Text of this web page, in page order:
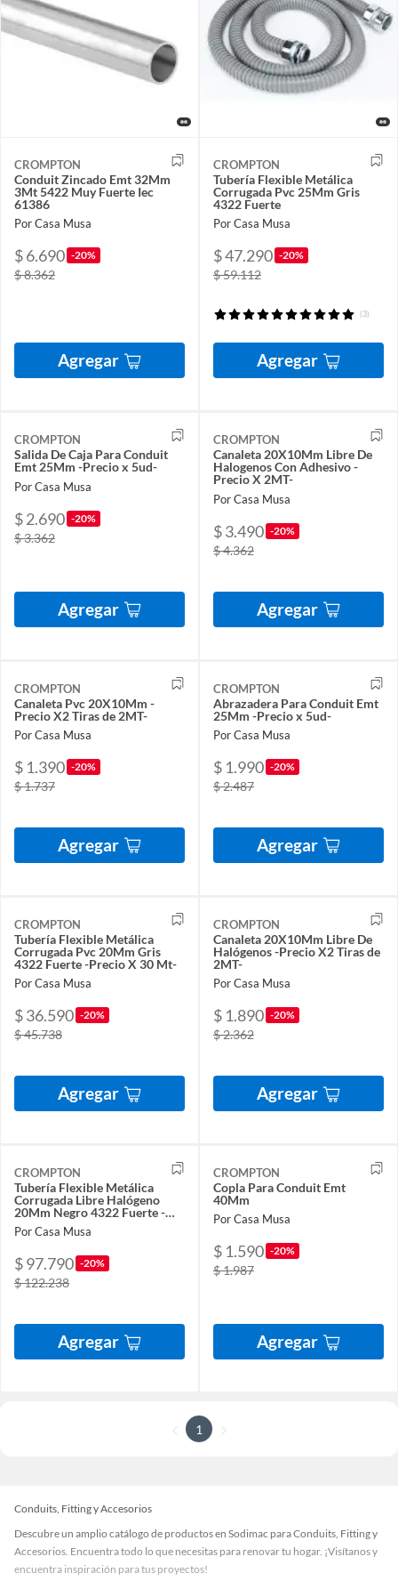
CROMPTON
Conduit Zincado Emt 32Mm
3Mt 5422 Muy Fuerte Iec
61386
Por Casa Musa
$ 6.690 -20%
$ 8.362
Agregar
CROMPTON
Tubería Flexible Metálica
Corrugada Pvc 25Mm Gris
4322 Fuerte
Por Casa Musa
$ 47.290 -20%
$ 59.112
(3)
Agregar
CROMPTON
Salida De Caja Para Conduit
Emt 25Mm -Precio x 5ud-
Por Casa Musa
$ 2.690 -20%
$ 3.362
Agregar
CROMPTON
Canaleta 20X10Mm Libre De
Halogenos Con Adhesivo -
Precio X 2MT-
Por Casa Musa
$ 3.490 -20%
$ 4.362
Agregar
CROMPTON
Canaleta Pvc 20X10Mm -
Precio X2 Tiras de 2MT-
Por Casa Musa
$ 1.390 -20%
$ 1.737
Agregar
CROMPTON
Abrazadera Para Conduit Emt
25Mm -Precio x 5ud-
Por Casa Musa
$ 1.990 -20%
$ 2.487
Agregar
CROMPTON
Tubería Flexible Metálica
Corrugada Pvc 20Mm Gris
4322 Fuerte -Precio X 30 Mt-
Por Casa Musa
$ 36.590 -20%
$ 45.738
Agregar
CROMPTON
Canaleta 20X10Mm Libre De
Halógenos -Precio X2 Tiras de
2MT-
Por Casa Musa
$ 1.890 -20%
$ 2.362
Agregar
CROMPTON
Tubería Flexible Metálica
Corrugada Libre Halógeno
20Mm Negro 4322 Fuerte -
Precio X 30 Mt-
Por Casa Musa
$ 97.790 -20%
$ 122.238
Agregar
CROMPTON
Copla Para Conduit Emt
40Mm
Por Casa Musa
$ 1.590 -20%
$ 1.987
Agregar
1
Conduits, Fitting y Accesorios
Descubre un amplio catálogo de productos en Sodimac para Conduits, Fitting y
Accesorios. Encuentra todo lo que necesitas para renovar tu hogar. ¡Visítanos y
encuentra inspiración para tus proyectos!